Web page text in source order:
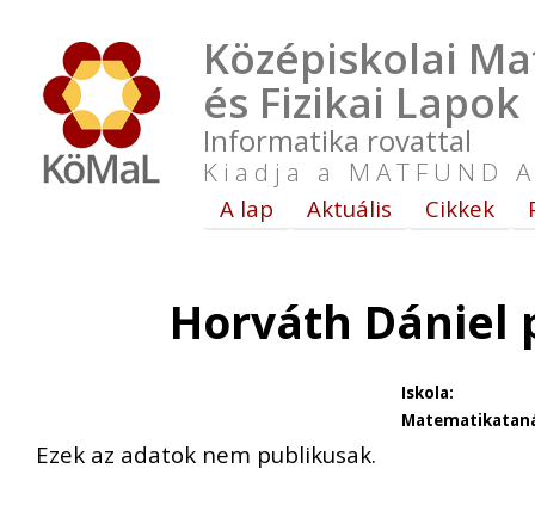
Középiskolai
és Fizikai Lapok
Informatika rovattal
Kiadja a MATFUND
A lap Aktuális Cikkek
Horváth Dániel
Iskola:
Ezek az adatok nem publikusak.